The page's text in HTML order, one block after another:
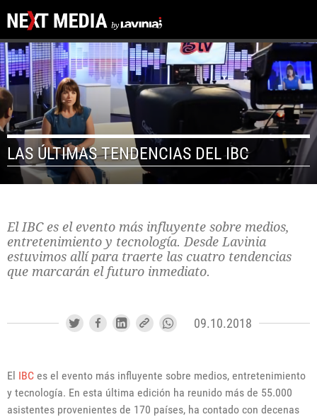
LAS ÚLTIMAS TENDENCIAS DEL IBC
El IBC es el evento más influyente sobre medios,
entretenimiento y tecnología. Desde Lavinia
estuvimos allí para traerte las cuatro tendencias
que marcarán el futuro inmediato.
09.10.2018
El IBC es el evento más influyente sobre medios, entretenimiento
y tecnología. En esta última edición ha reunido más de 55.000
asistentes provenientes de 170 países, ha contado con decenas